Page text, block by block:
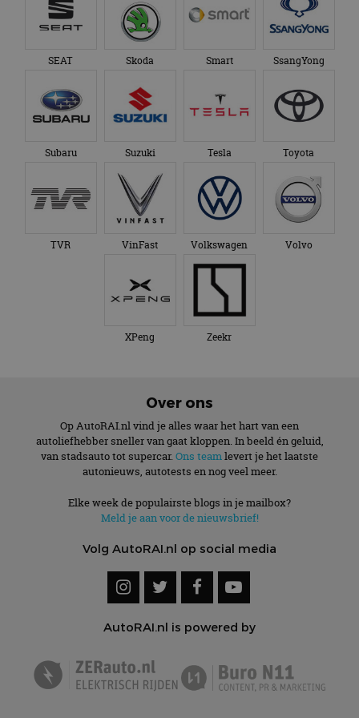
SEAT Skoda Smart SsangYong
Subaru Suzuki Tesla Toyota
TVR VinFast Volkswagen Volvo
XPeng Zeekr
Over ons
Op AutoRAI.nl vind je alles waar het hart van een
autoliefhebber sneller van gaat kloppen. In beeld én geluid,
van stadsauto tot supercar. Ons teamlevert je het laatste
autonieuws, autotests en nog veel meer.
Elke week de populairste blogs in je mailbox?
Meld je aan voor de nieuwsbrief!
Volg AutoRAI.nl op social media
AutoRAI.nl is powered by